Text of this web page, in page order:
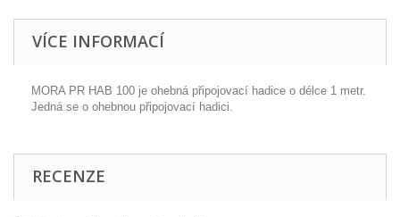
VÍCE INFORMACÍ
MORA PR HAB 100 je ohebná připojovací hadice o délce 1 metr.
Jedná se o ohebnou připojovací hadici.
RECENZE